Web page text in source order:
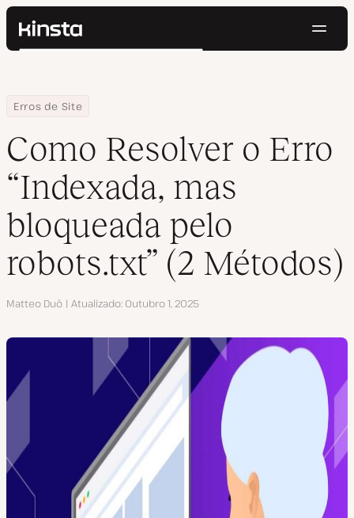
Kinsta®
Preços
Contato
Pesquisar
Home
Centro de Recursos
Blog
Erros de Site
Como Resolver o Erro “Indexada, mas bloqueada pelo
Como Resolver o Erro
“Indexada, mas
bloqueada pelo
robots.txt” (2 Métodos)
Autor
Matteo Duò Atualizado Outubro 1, 2025